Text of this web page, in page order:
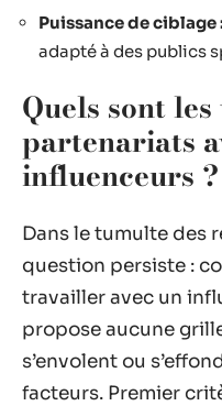
Puissance de ciblage
adapté à des publics
Quels sont
partenariats
influenceurs ?
Dans le tumulte des
question persiste :
travailler avec un
propose aucune
s’envolent ou
facteurs. Premier